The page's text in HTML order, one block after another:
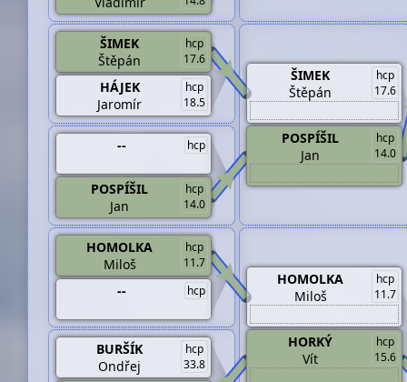
hcp
17.6
ŠIMEK
Štěpán
hcp
18.5
HÁJEK
Jaromír
hcp
--
hcp
14.0
POSPÍŠIL
Jan
hcp
11.7
HOMOLKA
Miloš
hcp
--
hcp
33.8
BURŠÍK
Ondřej
hcp
17.6
ŠIMEK
Štěpán
hcp
14.0
POSPÍŠIL
Jan
hcp
11.7
HOMOLKA
Miloš
hcp
15.6
HORKÝ
Vít